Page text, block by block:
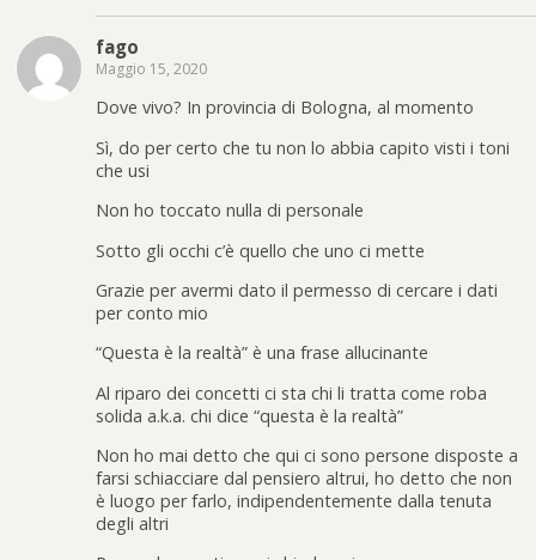
fago
Maggio 15, 2020
Dove vivo? In provincia di Bologna, al momento
Sì, do per certo che tu non lo abbia capito visti i toni
che usi
Non ho toccato nulla di personale
Sotto gli occhi c’è quello che uno ci mette
Grazie per avermi dato il permesso di cercare i dati
per conto mio
“Questa è la realtà” è una frase allucinante
Al riparo dei concetti ci sta chi li tratta come roba
solida a.k.a. chi dice “questa è la realtà”
Non ho mai detto che qui ci sono persone disposte a
farsi schiacciare dal pensiero altrui, ho detto che non
è luogo per farlo, indipendentemente dalla tenuta
degli altri